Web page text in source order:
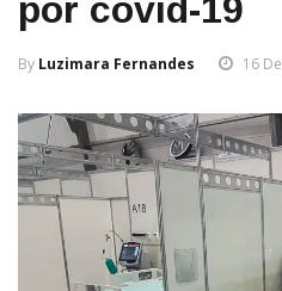
por covid-19
By Luzimara Fernandes 16